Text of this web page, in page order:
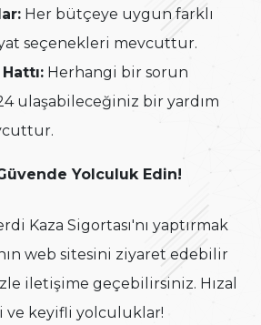
Her bütçeye uygun farklı
seçenekleri mevcuttur.
Herhangi bir sorun
ulaşabileceğiniz bir yardım
Yolculuk Edin!
Kaza Sigortası'nı yaptırmak
web sitesini ziyaret edebilir
iletişime geçebilirsiniz. Hızal
ve keyifli yolculuklar!